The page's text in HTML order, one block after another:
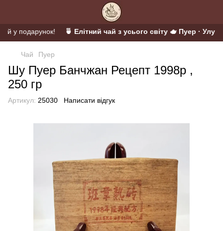
у подарунок! 🍵 Елітний чай з усього світу 🫖 Пуер · Улун
Чай Пуер
Шу Пуер Банчжан Рецепт 1998р ,
250 гр
Артикул: 25030 Написати відгук